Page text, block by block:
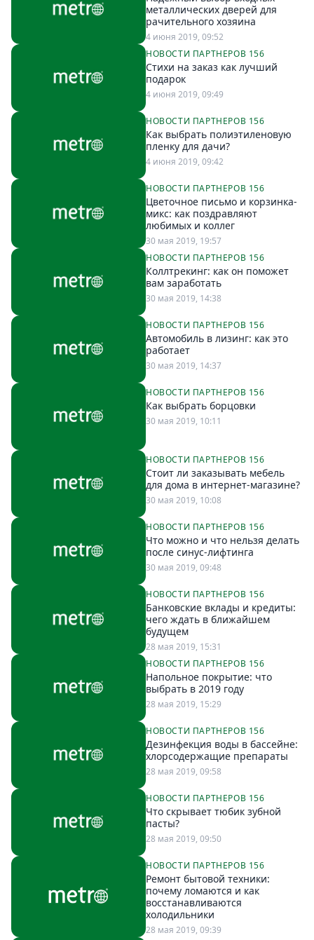
Россия
Еда
Театр
Кино
Выставки
О
Звезды
Metro
металлических дверей для
рачительного хозяина
4 июня 2019, 09:52
НОВОСТИ ПАРТНЕРОВ 156
Стихи на заказ как лучший
подарок
4 июня 2019, 09:49
НОВОСТИ ПАРТНЕРОВ 156
Как выбрать полиэтиленовую
пленку для дачи?
4 июня 2019, 09:42
НОВОСТИ ПАРТНЕРОВ 156
Цветочное письмо и корзинка-
микс: как поздравляют
любимых и коллег
30 мая 2019, 19:57
НОВОСТИ ПАРТНЕРОВ 156
Коллтрекинг: как он поможет
вам заработать
30 мая 2019, 14:38
НОВОСТИ ПАРТНЕРОВ 156
Автомобиль в лизинг: как это
работает
30 мая 2019, 14:37
НОВОСТИ ПАРТНЕРОВ 156
Как выбрать борцовки
30 мая 2019, 10:11
НОВОСТИ ПАРТНЕРОВ 156
Стоит ли заказывать мебель
для дома в интернет-магазине?
30 мая 2019, 10:08
НОВОСТИ ПАРТНЕРОВ 156
Что можно и что нельзя делать
после синус-лифтинга
30 мая 2019, 09:48
НОВОСТИ ПАРТНЕРОВ 156
Банковские вклады и кредиты:
чего ждать в ближайшем
будущем
28 мая 2019, 15:31
НОВОСТИ ПАРТНЕРОВ 156
Напольное покрытие: что
выбрать в 2019 году
28 мая 2019, 15:29
НОВОСТИ ПАРТНЕРОВ 156
Дезинфекция воды в бассейне:
хлорсодержащие препараты
28 мая 2019, 09:58
НОВОСТИ ПАРТНЕРОВ 156
Что скрывает тюбик зубной
пасты?
28 мая 2019, 09:50
НОВОСТИ ПАРТНЕРОВ 156
Ремонт бытовой техники:
почему ломаются и как
восстанавливаются
холодильники
28 мая 2019, 09:39